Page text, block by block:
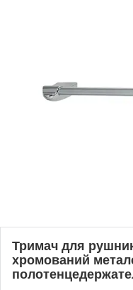
Тримач для
хромований